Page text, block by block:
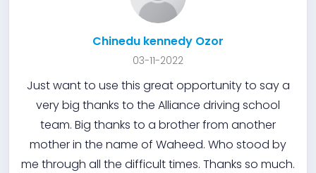
Chinedu kennedy Ozor
03-11-2022
Just want to use this great opportunity to say a
very big thanks to the Alliance driving school
team. Big thanks to a brother from another
mother in the name of Waheed. Who stood by
me through all the difficult times. Thanks so much.